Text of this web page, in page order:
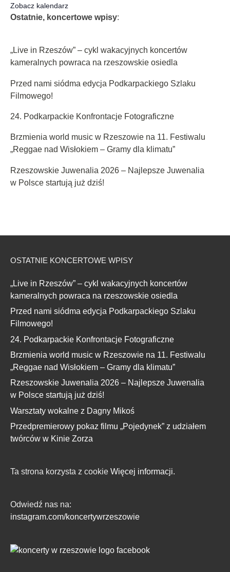
Zobacz kalendarz
Ostatnie, koncertowe wpisy:
„Live in Rzeszów” – cykl wakacyjnych koncertów
kameralnych powraca na rzeszowskie osiedla
Przed nami siódma edycja Podkarpackiego Szlaku
Filmowego!
24. Podkarpackie Konfrontacje Fotograficzne
Brzmienia world music w Rzeszowie na 11. Festiwalu
„Reggae nad Wisłokiem – Gramy dla klimatu”
Rzeszowskie Juwenalia 2026 – Najlepsze Juwenalia
w Polsce startują już dziś!
OSTATNIE KONCERTOWE WPISY
„Live in Rzeszów” – cykl wakacyjnych koncertów
kameralnych powraca na rzeszowskie osiedla
Przed nami siódma edycja Podkarpackiego Szlaku
Filmowego!
24. Podkarpackie Konfrontacje Fotograficzne
Brzmienia world music w Rzeszowie na 11. Festiwalu
„Reggae nad Wisłokiem – Gramy dla klimatu”
Rzeszowskie Juwenalia 2026 – Najlepsze Juwenalia
w Polsce startują już dziś!
Warsztaty wokalne z Dagny Mikoś
Przedpremierowy pokaz filmu „Pojedynek” z udziałem
twórców w Kinie Zorza
Ta strona korzysta z cookie Więcej informacji.
Odwiedź nas na:
instagram.com/koncertywrzeszowie